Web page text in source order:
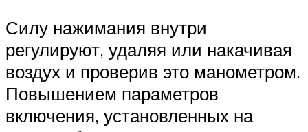
Силу нажимания внутри
регулируют, удаляя или накачивая
воздух и проверив это манометром.
Повышением параметров
включения, установленных на